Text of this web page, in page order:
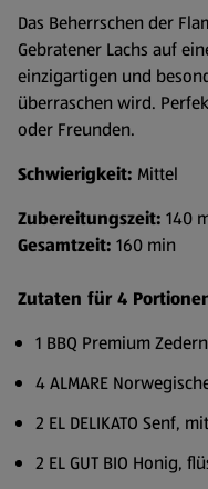
Das Beherrschen der
Gebratener Lachs auf
einzigartigen und
überraschen wird.
oder Freunden.
Schwierigkeit: Mittel
Zubereitungszeit: 140
Gesamtzeit: 160 min
Zutaten für 4
1 BBQ Premium
4 ALMARE
2 EL DELIKATO Senf,
2 EL GUT BIO Honig,